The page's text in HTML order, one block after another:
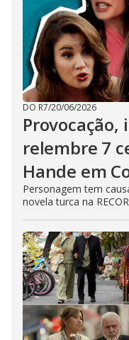
DO R7/20/06/2026
relembre 7
Hande em
Personagem tem
novela turca na